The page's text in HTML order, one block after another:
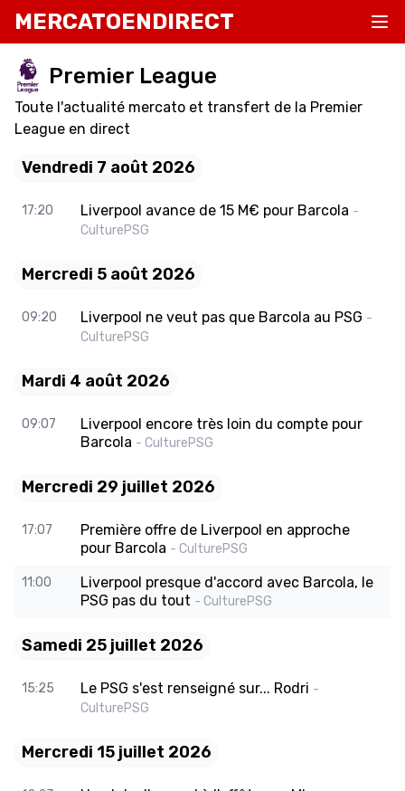
MERCATOENDIRECT
Premier League
Toute l'actualité mercato et transfert de la Premier
League en direct
Vendredi 7 août 2026
17:20 Liverpool avance de 15 M€ pour Barcola -
CulturePSG
Mercredi 5 août 2026
09:20 Liverpool ne veut pas que Barcola au PSG -
CulturePSG
Mardi 4 août 2026
09:07
Liverpool encore très loin du compte pour
Barcola - CulturePSG
Mercredi 29 juillet 2026
17:07
Première offre de Liverpool en approche
pour Barcola - CulturePSG
11:00
Liverpool presque d'accord avec Barcola, le
PSG pas du tout - CulturePSG
Samedi 25 juillet 2026
15:25 Le PSG s'est renseigné sur... Rodri -
CulturePSG
Mercredi 15 juillet 2026